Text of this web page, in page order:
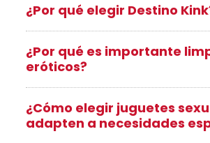
¿Por qué elegir Destino
¿Por qué es importante
eróticos?
¿Cómo elegir juguetes
adapten a necesidades